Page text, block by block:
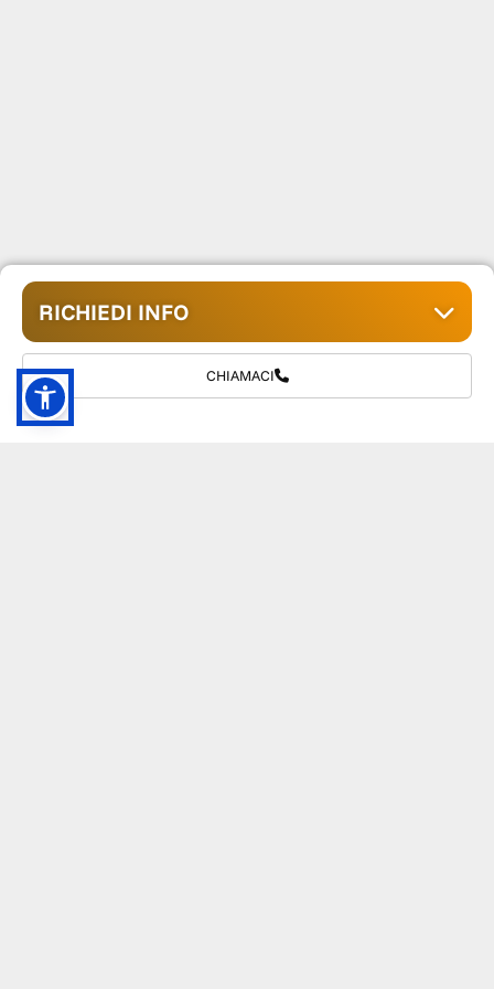
RICHIEDI INFO
CHIAMACI